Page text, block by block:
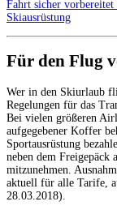
Fahrt sicher vorbereitet
Skiausrüstung
Für den Flug
Wer in den Skiurlaub
Regelungen für das
Bei vielen größeren
aufgegebener Koffer
Sportausrüstung
neben dem Freigepäck
mitzunehmen.
aktuell für alle Tarife,
28.03.2018).